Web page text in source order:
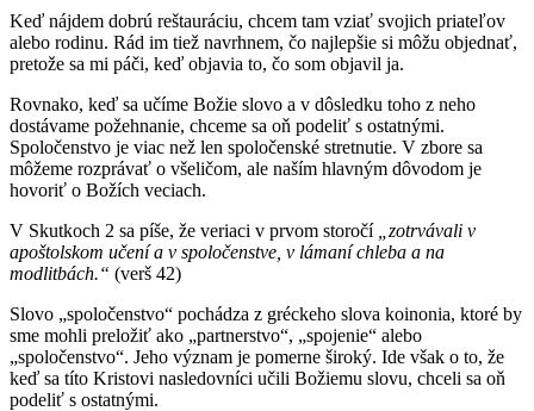
Keď nájdem dobrú reštauráciu, chcem tam vziať svojich priateľov
alebo rodinu. Rád im tiež navrhnem, čo najlepšie si môžu objednať,
pretože sa mi páči, keď objavia to, čo som objavil ja.
Rovnako, keď sa učíme Božie slovo a v dôsledku toho z neho
dostávame požehnanie, chceme sa oň podeliť s ostatnými.
Spoločenstvo je viac než len spoločenské stretnutie. V zbore sa
môžeme rozprávať o všeličom, ale naším hlavným dôvodom je
hovoriť o Božích veciach.
V Skutkoch 2 sa píše, že veriaci v prvom storočí
„zotrvávali v
apoštolskom učení a v spoločenstve, v lámaní chleba a na
modlitbách.“ (verš 42)
Slovo „spoločenstvo“ pochádza z gréckeho slova koinonia, ktoré by
sme mohli preložiť ako „partnerstvo“, „spojenie“ alebo
„spoločenstvo“. Jeho význam je pomerne široký. Ide však o to, že
keď sa títo Kristovi nasledovníci učili Božiemu slovu, chceli sa oň
podeliť s ostatnými.